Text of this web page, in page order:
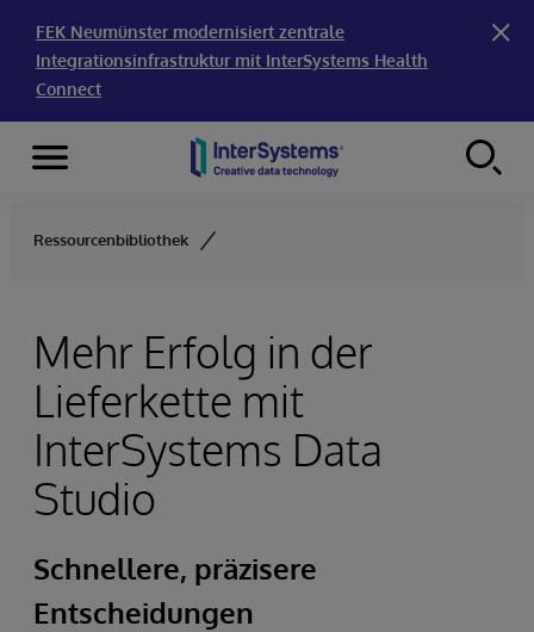
FEK Neumünster modernisiert zentrale
Integrationsinfrastruktur mit InterSystems Health
Connect
Skip to content
Menu
Ressourcenbibliothek
Mehr Erfolg in der
Lieferkette mit
InterSystems Data
Studio
Schnellere, präzisere
Entscheidungen